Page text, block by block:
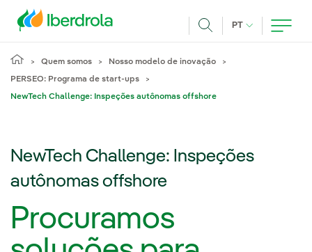
PT IDIOMA ATUAL,
Quem somos Nosso modelo de inovação
PERSEO: Programa de start-ups
NewTech Challenge: Inspeções autônomas offshore
NewTech Challenge: Inspeções
autônomas offshore
Procuramos